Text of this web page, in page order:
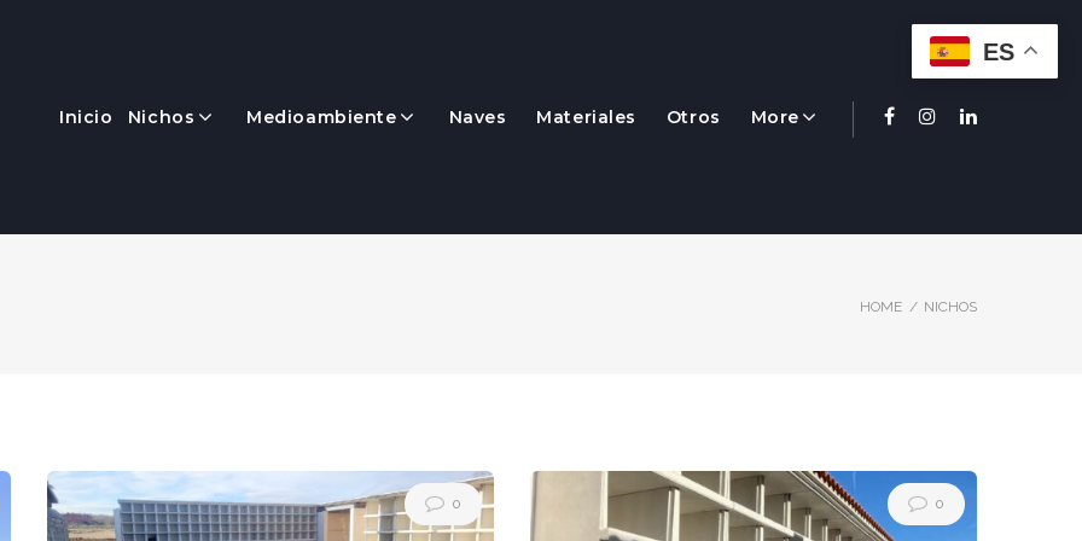
Inicio Nichos Medioambiente Naves Materiales Otros More
HOME / NICHOS
0 0
ES